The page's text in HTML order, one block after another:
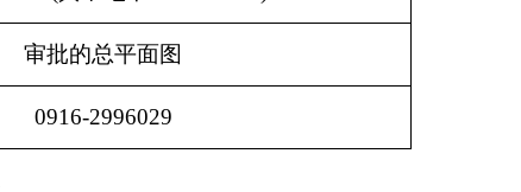
审批的总平面图
0916-2996029